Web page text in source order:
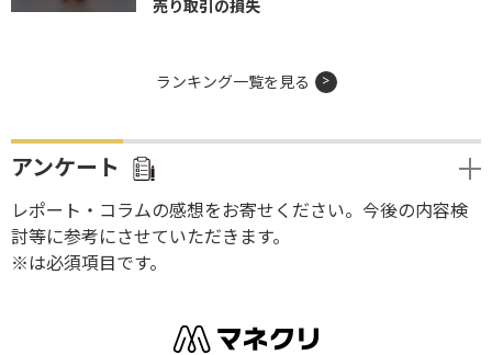
売り取引の損失
ランキング一覧を見る
アンケート
レポート・コラムの感想をお寄せください。今後の内容検
討等に参考にさせていただきます。
※は必須項目です。